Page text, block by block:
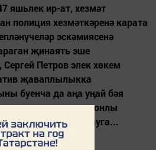
яшьлек ир-ат, хезмәт
полиция хезмәткәренә карата
эскәмиясенә
җинаять эше
Петров элек хөкем
җаваплылыкка
буенча да аңа уңай бәя
законлы
тартыша башлауга...